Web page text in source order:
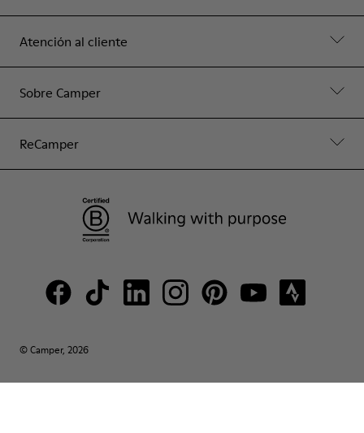
Atención al cliente
Sobre Camper
ReCamper
© Camper, 2026